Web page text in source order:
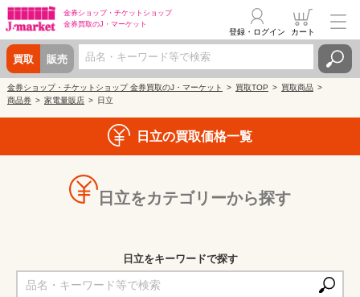
金券ショップ・ チケットショップ
金券買取のJ・マーケット
買取 販売
登録・ログイン カート
金券ショップ・チケットショップ 金券買取のJ・マーケット 買取TOP
買取商品
商品券
家電量販店 日立
日立の買取価格一覧
日立をカテゴリーから探す
日立をキーワードで探す